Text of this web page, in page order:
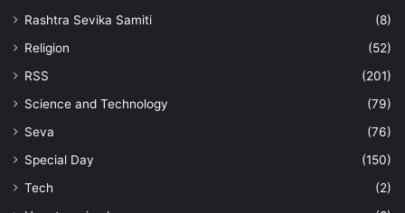
Rashtra Sevika Samiti
(8)
Religion
(52)
RSS
(201)
Science and Technology
(79)
Seva
(76)
Special Day
(150)
Tech
(2)